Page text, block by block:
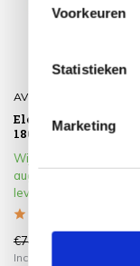
Voorkeuren
Statistieken
Marketing
AVH-Collectie
Elephant tuinbank
180x61xH91 cm teak
Wij verwachten vanaf
augustus 2026 weer te
leveren.
€745,00
Incl. btw